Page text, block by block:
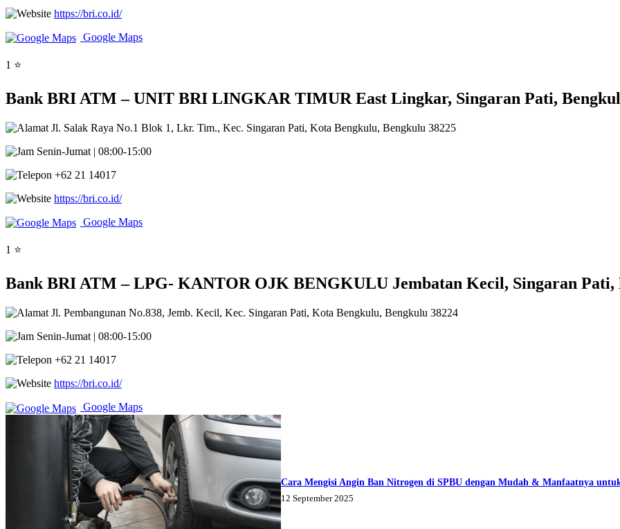
https://bri.co.id/
Google Maps
1 ⭐
Bank BRI ATM – UNIT BRI LINGKAR TIMUR East Lingkar, Singaran Pati,
Jl. Salak Raya No.1 Blok 1, Lkr. Tim., Kec. Singaran Pati, Kota Bengkulu, Bengkulu 38225
Senin-Jumat | 08:00-15:00
+62 21 14017
https://bri.co.id/
Google Maps
1 ⭐
Bank BRI ATM – LPG- KANTOR OJK BENGKULU Jembatan Kecil, Singaran Pati,
Jl. Pembangunan No.838, Jemb. Kecil, Kec. Singaran Pati, Kota Bengkulu, Bengkulu 38224
Senin-Jumat | 08:00-15:00
+62 21 14017
https://bri.co.id/
Google Maps
Cara Mengisi Angin Ban Nitrogen di SPBU dengan Mudah & Manfaatnya
12 September 2025